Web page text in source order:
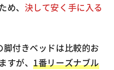
、 決して安く手に入る
付きベッドは比較的お
すが、1番リーズナブル